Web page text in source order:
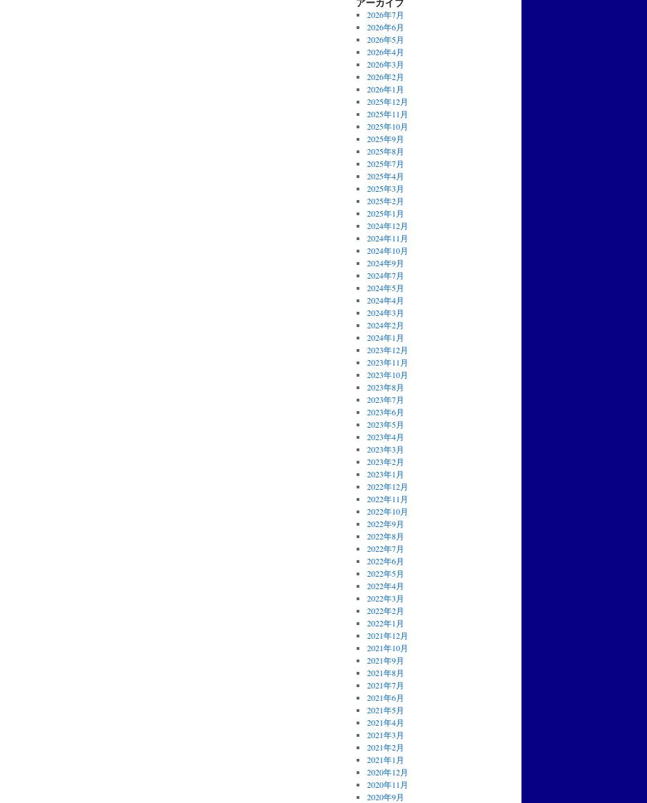
2026年7月
2026年6月
2026年5月
2026年4月
2026年3月
2026年2月
2026年1月
2025年12月
2025年11月
2025年10月
2025年9月
2025年8月
2025年7月
2025年4月
2025年3月
2025年2月
2025年1月
2024年12月
2024年11月
2024年10月
2024年9月
2024年7月
2024年5月
2024年4月
2024年3月
2024年2月
2024年1月
2023年12月
2023年11月
2023年10月
2023年8月
2023年7月
2023年6月
2023年5月
2023年4月
2023年3月
2023年2月
2023年1月
2022年12月
2022年11月
2022年10月
2022年9月
2022年8月
2022年7月
2022年6月
2022年5月
2022年4月
2022年3月
2022年2月
2022年1月
2021年12月
2021年10月
2021年9月
2021年8月
2021年7月
2021年6月
2021年5月
2021年4月
2021年3月
2021年2月
2021年1月
2020年12月
2020年11月
2020年9月